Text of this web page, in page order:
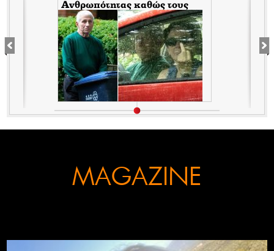
Ανθρωπότητας καθώς τους
κάλυπταν οι μηντιακές
ερπύστριες του deep state.
Τώρα η σύζυγος υψώνει το
δάχτυλο στους φωτορεπόρτερ
MAGAZINE